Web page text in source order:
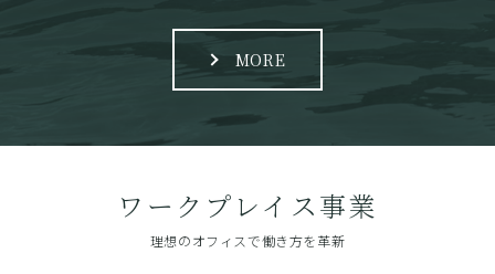
MORE
ワークプレイス事業
理想のオフィスで働き方を革新